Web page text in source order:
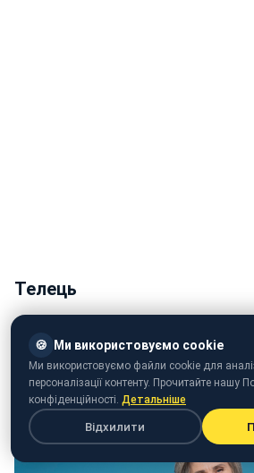
Телець
практичністю. Свекруха-Телець,
стабільною в спілкуванні,
створюючи відчуття безпеки в
🍪 Ми використовуємо cookie
Ми використовуємо файли cookie для
персоналізації контенту. Прочитайте нашу
конфіденційності. Детальніше
Відхилити